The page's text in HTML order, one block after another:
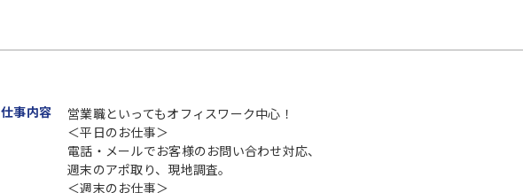
仕事内容
営業職といってもオフィスワーク中心！
＜平日のお仕事＞
電話・メールでお客様のお問い合わせ対応、
週末のアポ取り、現地調査。
＜週末のお仕事＞